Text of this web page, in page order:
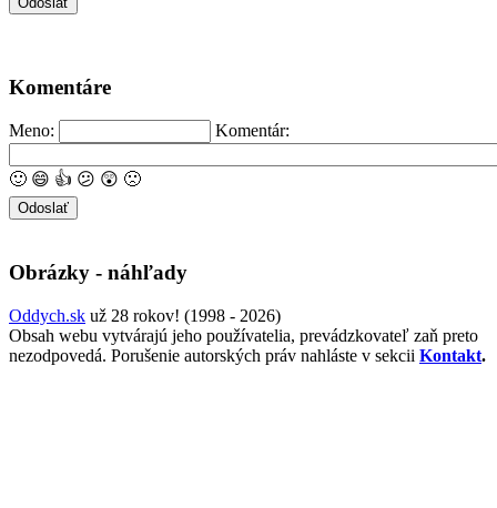
Komentáre
Meno: Komentár:
🙂 😄 👍 😕 😲 🙁
Obrázky - náhľady
Oddych.sk už 28 rokov! (1998 - 2026)
Obsah webu vytvárajú jeho používatelia, prevádzkovateľ zaň preto
nezodpovedá. Porušenie autorských práv nahláste v sekcii Kontakt.